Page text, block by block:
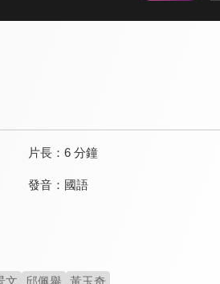
片長： 6 分鐘
發音： 國語